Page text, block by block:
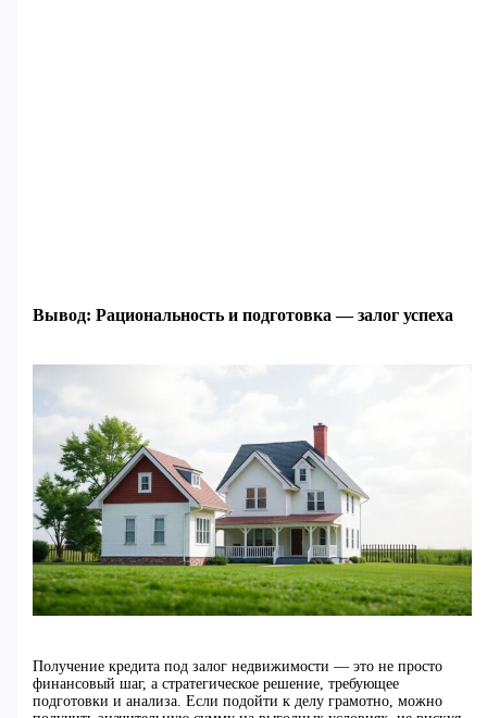
Вывод: Рациональность и подготовка — залог успеха
Получение кредита под залог недвижимости — это не просто
финансовый шаг, а стратегическое решение, требующее
подготовки и анализа. Если подойти к делу грамотно, можно